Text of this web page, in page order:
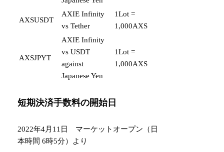
AXSUSDT
AXIE Infinity
vs Tether
1Lot =
1,000AXS
AXSJPYT
AXIE Infinity
vs USDT
against
Japanese Yen
1Lot =
1,000AXS
短期決済手数料の開始日
2022年4月11日 マーケットオープン（日
本時間 6時5分）より